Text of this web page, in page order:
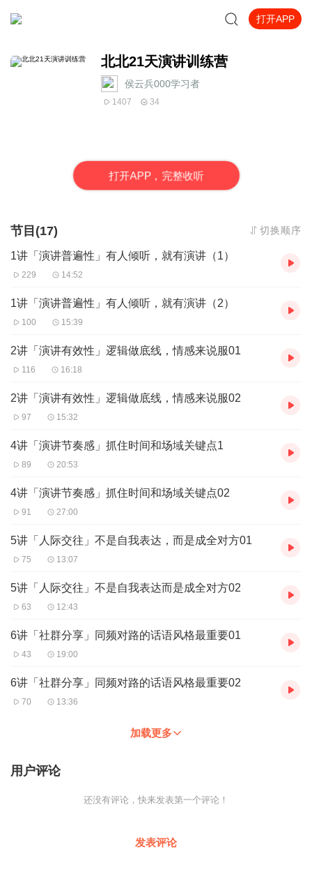
打开APP
北北21天演讲训练营
侯云兵000学习者
1407 34
打开APP，完整收听
节目(17) 切换顺序
1讲「演讲普遍性」有人倾听，就有演讲（1）
229 14:52
1讲「演讲普遍性」有人倾听，就有演讲（2）
100 15:39
2讲「演讲有效性」逻辑做底线，情感来说服01
116 16:18
2讲「演讲有效性」逻辑做底线，情感来说服02
97 15:32
4讲「演讲节奏感」抓住时间和场域关键点1
89 20:53
4讲「演讲节奏感」抓住时间和场域关键点02
91 27:00
5讲「人际交往」不是自我表达，而是成全对方01
75 13:07
5讲「人际交往」不是自我表达而是成全对方02
63 12:43
6讲「社群分享」同频对路的话语风格最重要01
43 19:00
6讲「社群分享」同频对路的话语风格最重要02
70 13:36
加载更多
用户评论
还没有评论，快来发表第一个评论！
发表评论